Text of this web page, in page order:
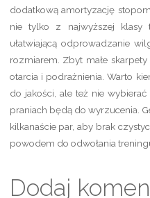
dodatkową amortyzację
nie tylko z najwyższej klasy
ułatwiającą odprowadzanie
rozmiarem. Zbyt małe
otarcia i podrażnienia. Warto
do jakości, ale też nie
praniach będą do wyrzucenia.
kilkanaście par, aby brak
powodem do odwołania
Dodaj